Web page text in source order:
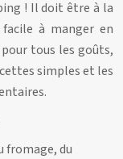
! Il doit être à la
à manger en
tous les goûts,
simples et les
fromage, du